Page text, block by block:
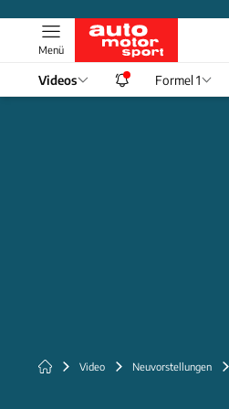
Menü
Videos Formel 1
Video Neuvorstellungen